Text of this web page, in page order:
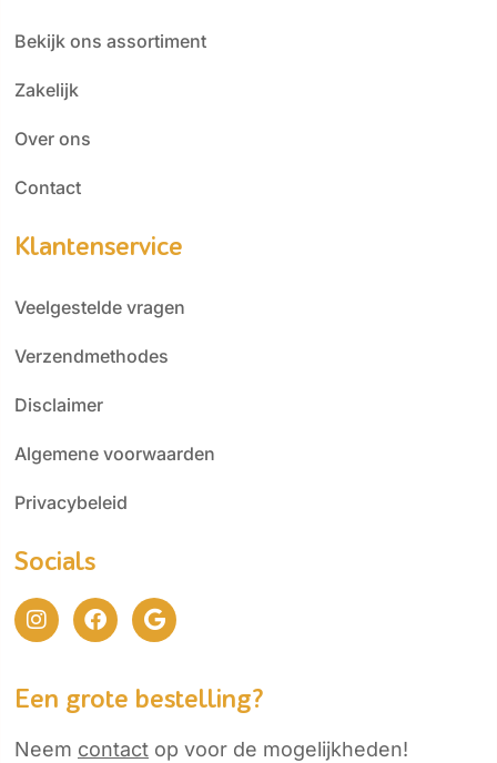
Bekijk ons assortiment
Zakelijk
Over ons
Contact
Klantenservice
Veelgestelde vragen
Verzendmethodes
Disclaimer
Algemene voorwaarden
Privacybeleid
Socials
Een grote bestelling?
Neem contact op voor de mogelijkheden!